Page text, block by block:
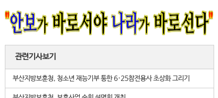
관련기사보기
부산지방보훈청, 청소년 재능기부 통한 6·25참전용사 초상화 그리기